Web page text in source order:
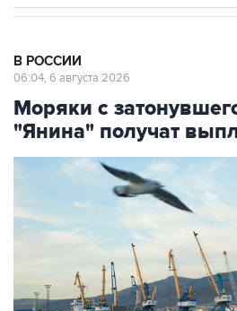
В РОССИИ
06:04, 6 августа 2026
Моряки с
"Янина" получат